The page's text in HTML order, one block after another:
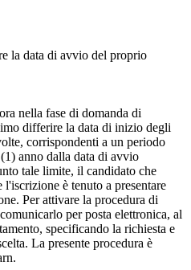
la data di avvio del proprio
nella fase di domanda di
differire la data di inizio degli
corrispondenti a un periodo
anno dalla data di avvio
tale limite, il candidato che
è tenuto a presentare
Per attivare la procedura di
per posta elettronica, al
specificando la richiesta e
La presente procedura è